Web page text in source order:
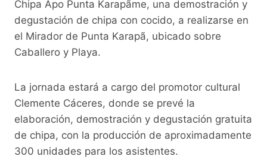
Chipa Apo Punta Karapãme, una demostración y
degustación de chipa con cocido, a realizarse en
el Mirador de Punta Karapã, ubicado sobre
Caballero y Playa.
La jornada estará a cargo del promotor cultural
Clemente Cáceres, donde se prevé la
elaboración, demostración y degustación gratuita
de chipa, con la producción de aproximadamente
300 unidades para los asistentes.